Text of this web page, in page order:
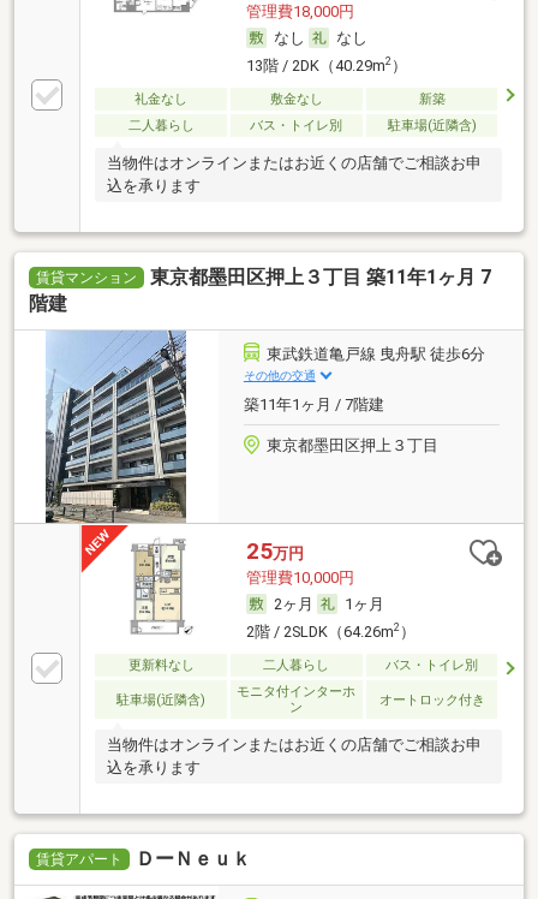
管理費18,000円
なし
なし
13階 / 2DK（40.29m2）
礼金なし 敷金なし
新築
二人暮らし
バス・トイレ別 駐車場(近隣含)
当物件はオンラインまたはお近くの店舗でご相談お申
込を承ります
賃貸マンション
東京都墨田区押上３丁目 築11年1ヶ月 7
階建
東武鉄道亀戸線 曳舟駅 徒歩6分
その他の交通
築11年1ヶ月 / 7階建
東京都墨田区押上３丁目
25万円
管理費10,000円
2ヶ月
1ヶ月
2階 / 2SLDK（64.26m2）
更新料なし 二人暮らし バス・トイレ別
駐車場(近隣含)
モニタ付インターホ
ン
オートロック付き
当物件はオンラインまたはお近くの店舗でご相談お申
込を承ります
賃貸アパート ＤーＮｅｕｋ